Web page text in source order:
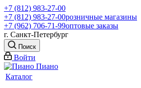
+7 (812) 983-27-00
+7 (812) 983-27-00розничные магазины
+7 (962) 706-71-99оптовые заказы
г. Санкт-Петербург
Поиск
Войти
Каталог